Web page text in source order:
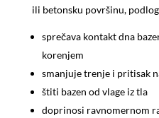
ili betonsku površinu,
sprečava kontakt dna
korenjem
smanjuje trenje i pritisak
štiti bazen od vlage iz tla
doprinosi ravnomernom